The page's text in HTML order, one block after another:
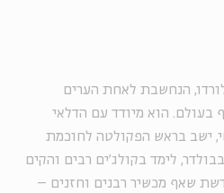
הנחשבת לאחת הערים
בעולם. הוא מיודד עם הדלאי
ישב בראש הפקולטה לחוכמת
לימד בקולג'ים רבים והקים
שאף מכשיר רבנים וחזנים –